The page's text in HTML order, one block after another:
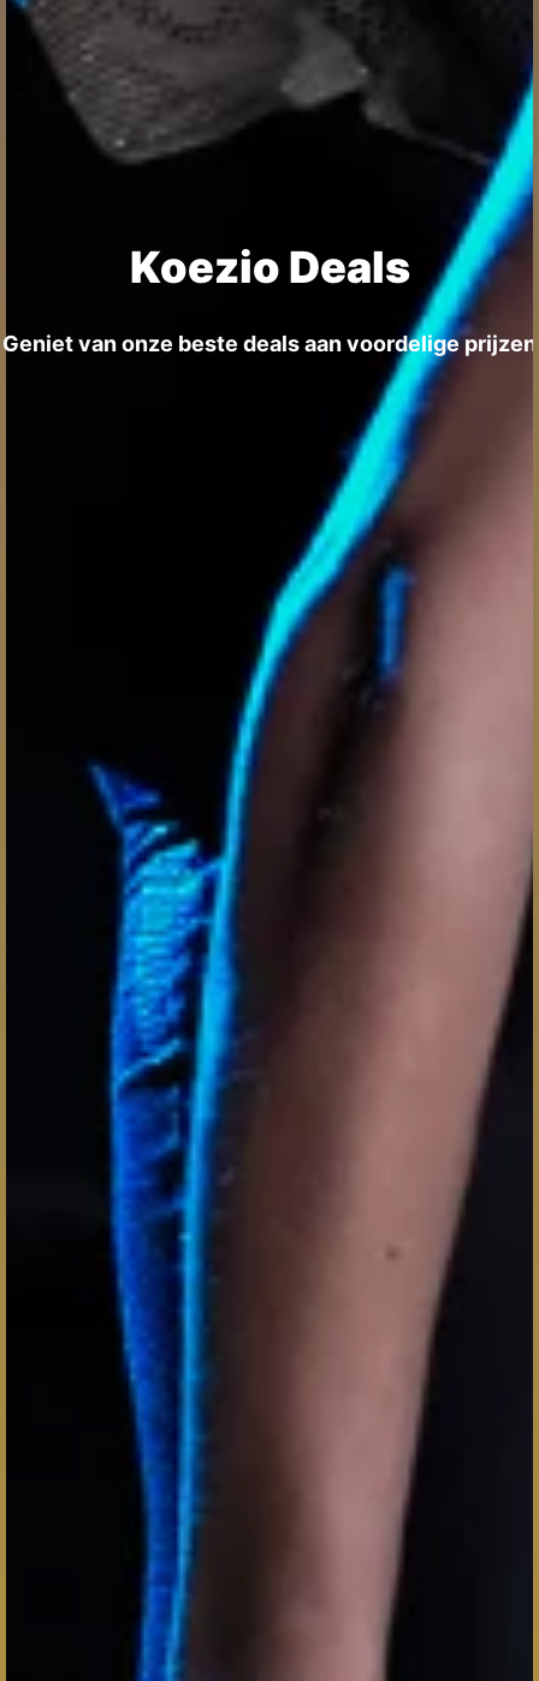
Koezio Deals
Geniet van onze beste deals aan voordelige prijzen